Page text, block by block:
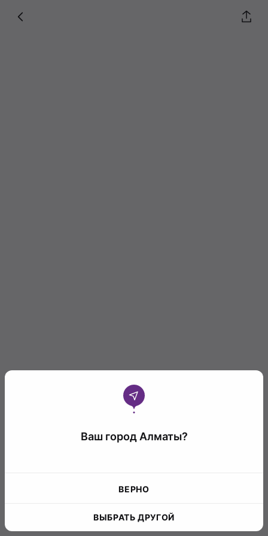
Ваш город Алматы?
ВЕРНО
ВЫБРАТЬ ДРУГОЙ